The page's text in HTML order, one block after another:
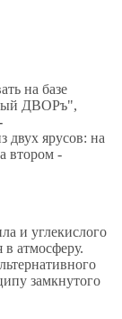
на базе
ДВОРъ",
двух ярусов: на
втором -
и углекислого
в атмосферу.
замкнутого